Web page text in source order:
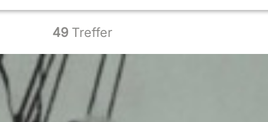
49 Treffer